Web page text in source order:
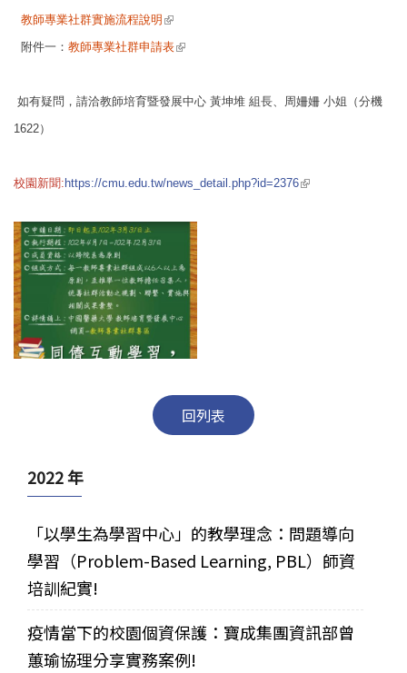
教師專業社群實施流程說明
(link is external)
附件一： 教師專業社群申請表
(link is external)
如有疑問，請洽教師培育暨發展中心 黃坤堆 組長、周姍姍 小姐（分機
1622）
校園新聞: https://cmu.edu.tw/news_detail.php?id=2376
(link is external)
回列表
2022 年
「以學生為學習中心」的教學理念：問題導向
學習（Problem-Based Learning, PBL）師資
培訓紀實!
疫情當下的校園個資保護：寶成集團資訊部曾
蕙瑜協理分享實務案例!